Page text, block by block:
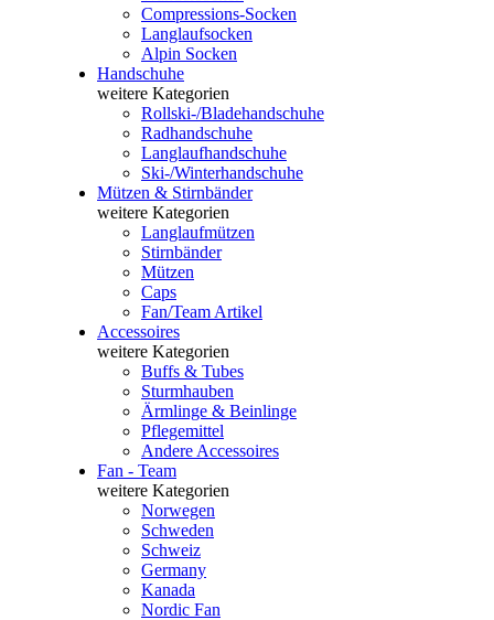
Compressions-Socken
Langlaufsocken
Alpin Socken
Handschuhe
weitere Kategorien
Rollski-/Bladehandschuhe
Radhandschuhe
Langlaufhandschuhe
Ski-/Winterhandschuhe
Mützen & Stirnbänder
weitere Kategorien
Langlaufmützen
Stirnbänder
Mützen
Caps
Fan/Team Artikel
Accessoires
weitere Kategorien
Buffs & Tubes
Sturmhauben
Ärmlinge & Beinlinge
Pflegemittel
Andere Accessoires
Fan - Team
weitere Kategorien
Norwegen
Schweden
Schweiz
Germany
Kanada
Nordic Fan